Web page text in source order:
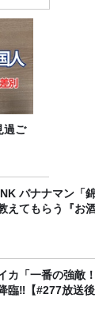
過ご
錦鯉・渡辺隆さんか
えてもらう『お
カ「一番の強敵
臨‼【#277放送後